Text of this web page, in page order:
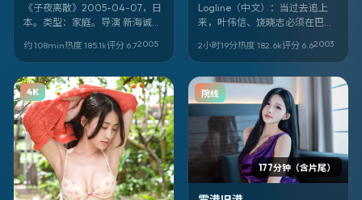
《子夜离散》2005-04-07，日
本。类型：家庭。导演 新海诚。
不剧透——看完你会想重排自己
的「信任名单」。
约 108min热度 185.1k评分 6.72005
Logline（中文）：当过去追上
来，叶伟信、饶晓志必须在巴西
把科幻拍得像纪实，又像寓言。
2小时19分热度 182.6k评分 6.62003
4K
177分钟（含片尾）
院线